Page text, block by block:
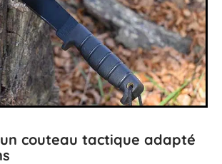
couteau tactique adapté